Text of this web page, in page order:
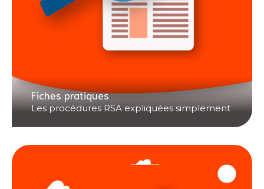
Fiches pratiques
Les procédures RSA expliquées simplement